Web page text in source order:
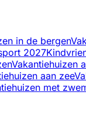
in de bergen
2027
Vakantiehuizen
aan zee
met